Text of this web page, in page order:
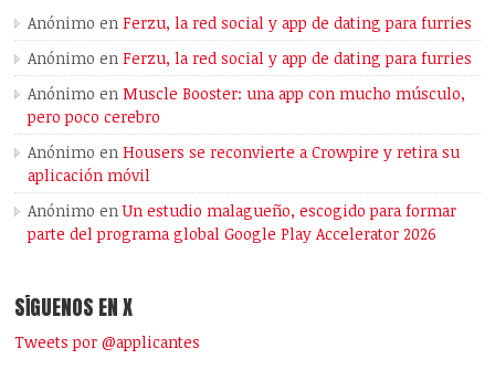
Anónimo enFerzu, la red social y app de dating para furries
Anónimo enFerzu, la red social y app de dating para furries
Anónimo enMuscle Booster: una app con mucho músculo,
pero poco cerebro
Anónimo enHousers se reconvierte a Crowpire y retira su
aplicación móvil
Anónimo enUn estudio malagueño, escogido para formar
parte del programa global Google Play Accelerator 2026
SÍGUENOS EN X
Tweets por @applicantes